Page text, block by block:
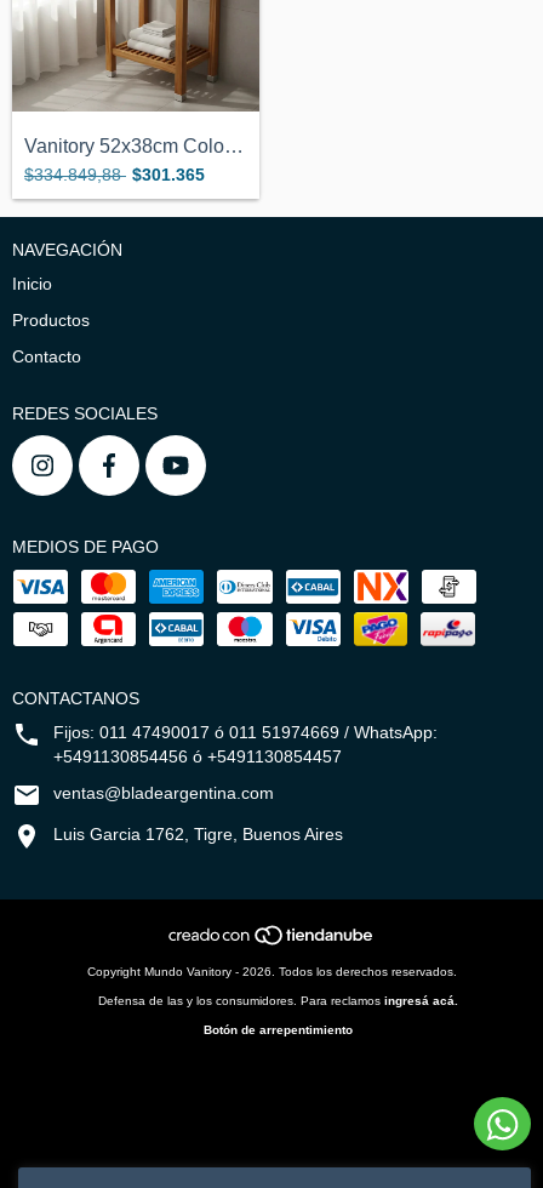
Vanitory 52x38cm Color Miel Con Estante...
$334.849,88 $301.365
NAVEGACIÓN
Inicio
Productos
Contacto
REDES SOCIALES
MEDIOS DE PAGO
CONTACTANOS
Fijos: 011 47490017 ó 011 51974669 / WhatsApp:
+5491130854456 ó +5491130854457
ventas@bladeargentina.com
Luis Garcia 1762, Tigre, Buenos Aires
Copyright Mundo Vanitory - 2026. Todos los derechos reservados.
Defensa de las y los consumidores. Para reclamos ingresá acá.
Botón de arrepentimiento